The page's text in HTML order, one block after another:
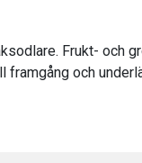
Frukt- och
framgång och